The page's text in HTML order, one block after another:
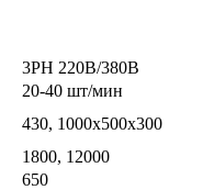
3PH 220В/380В
20-40 шт/мин
430, 1000x500x300
1800, 12000
650